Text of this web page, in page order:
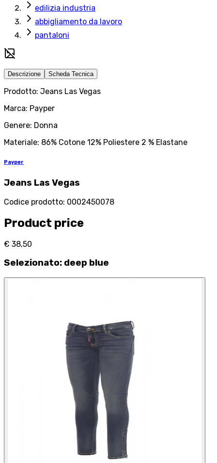
edilizia industria
abbigliamento da lavoro
pantaloni
Descrizione Scheda Tecnica
Prodotto: Jeans Las Vegas
Marca: Payper
Genere: Donna
Materiale: 86% Cotone 12% Poliestere 2 % Elastane
Payper
Jeans Las Vegas
Codice prodotto: 0002450078
Product price
€ 38,50
Selezionato: deep blue